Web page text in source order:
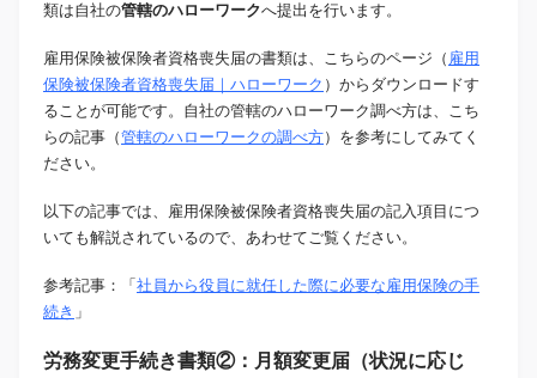
類は自社の管轄のハローワークへ提出を行います。
雇用保険被保険者資格喪失届の書類は、こちらのページ（ 雇用
保険被保険者資格喪失届｜ハローワーク ）からダウンロードす
ることが可能です。自社の管轄のハローワーク調べ方は、こち
らの記事（管轄のハローワークの調べ方）を参考にしてみてく
ださい。
以下の記事では、雇用保険被保険者資格喪失届の記入項目につ
いても解説されているので、あわせてご覧ください。
参考記事：「 社員から役員に就任した際に必要な雇用保険の手
続き 」
労務変更手続き書類②：月額変更届（状況に応じ